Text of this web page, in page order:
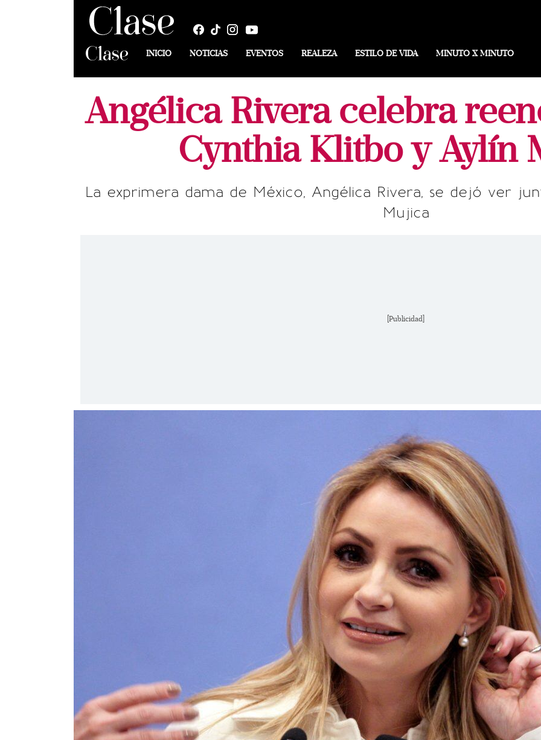
INICIO NOTICIAS EVENTOS REALEZA ESTILO DE VIDA MINUTO X MINUTO
Angélica Rivera celebra
Cynthia Klitbo y Aylín
La exprimera dama de México, Angélica Rivera, se dejó ver
Mujica
[Publicidad]